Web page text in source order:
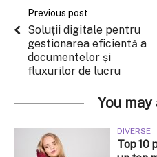
Previous post
Soluții digitale pentru
gestionarea eficientă a
documentelor și
fluxurilor de lucru
You
DIVERSE
Top 10